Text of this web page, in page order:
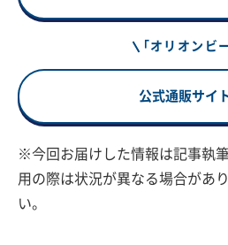
「オリオンビ
公式通販サイ
※今回お届けした情報は記事執
用の際は状況が異なる場合があ
い。